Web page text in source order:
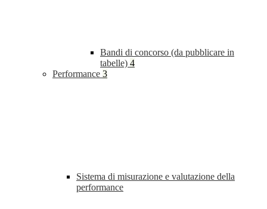
Bandi di concorso (da pubblicare in
tabelle) 4
Performance 3
Sistema di misurazione e valutazione della
performance